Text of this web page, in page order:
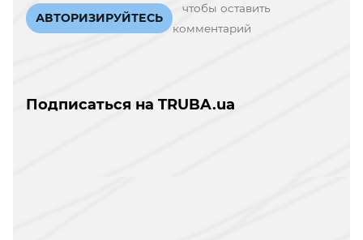
АВТОРИЗИРУЙТЕСЬ
чтобы оставить
комментарий
Подписаться на TRUBA.ua